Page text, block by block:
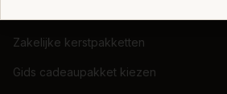
Zakelijke kerstpakketten
Gids cadeaupakket kiezen